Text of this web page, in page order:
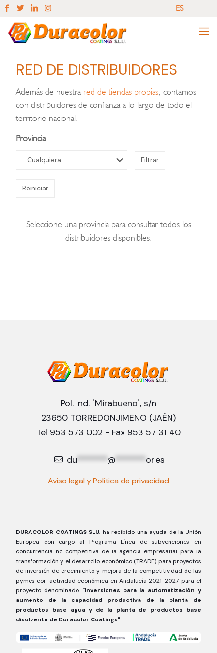
ES
RED DE DISTRIBUIDORES
Además de nuestra red de tiendas propias, contamos
con distribuidores de confianza a lo largo de todo el
territorio nacional.
Provincia
Seleccione una provincia para consultar todos los
distribuidores disponibles.
Pol. Ind. "Mirabueno", s/n
23650 TORREDONJIMENO (JAÉN)
Tel 953 573 002 - Fax 953 57 31 40
du*******@*******or.es
Aviso legal y Política de privacidad
DURACOLOR COATINGS SLU, ha recibido una ayuda de la Unión
Europea con cargo al Programa Línea de subvenciones en
concurrencia no competitiva de la agencia empresarial para la
transformación y el desarrollo económico (TRADE) para proyectos
de inversión de crecimiento y mejora de la competitividad de las
pymes con actividad económica en Andalucía 2021-2027 para el
proyecto denominado "Inversiones para la automatización y
aumento de la capacidad productiva de la planta de
productos base agua y de la planta de productos base
disolvente de Duracolor Coatings"